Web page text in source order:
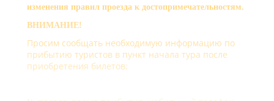
изменения правил проезда к достопримечательностям.
ВНИМАНИЕ!
Просим сообщать необходимую информацию по
прибытию туристов в пункт начала тура после
приобретения билетов: